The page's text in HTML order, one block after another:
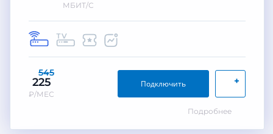
МБИТ/С
545
225
₽/МЕС
+
Подключить
Подробнее